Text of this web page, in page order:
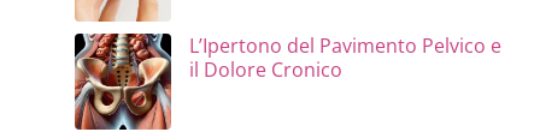
L’Ipertono del Pavimento Pelvico e
il Dolore Cronico